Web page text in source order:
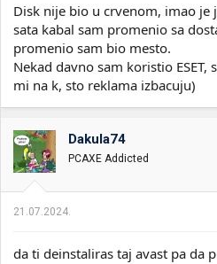
Disk nije bio u crvenom, imao je
sata kabal sam promenio sa
promenio sam bio mesto.
Nekad davno sam koristio ESET,
mi na k, sto reklama izbacuju)
Dakula74
PCAXE Addicted
21.07.2024.
da ti deinstaliras taj avast pa da